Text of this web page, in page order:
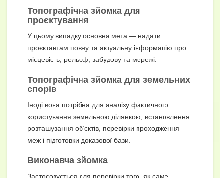
Топографічна зйомка для
проєктування
У цьому випадку основна мета — надати
проєктантам повну та актуальну інформацію про
місцевість, рельєф, забудову та мережі.
Топографічна зйомка для земельних
спорів
Іноді вона потрібна для аналізу фактичного
користування земельною ділянкою, встановлення
розташування об’єктів, перевірки проходження
меж і підготовки доказової бази.
Виконавча зйомка
Застосовується для перевірки того, як саме